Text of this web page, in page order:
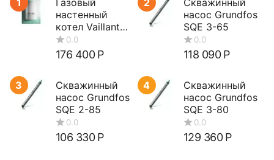
1
Газовый
настенный
котел Vaillant
turboTEC plus
VUW 362/5-5
176 400 Р
2
Скважинный
насос Grundfos
SQE 3-65
118 090 Р
3
Скважинный
насос Grundfos
SQE 2-85
106 330 Р
4
Скважинный
насос Grundfos
SQE 3-80
129 360 Р